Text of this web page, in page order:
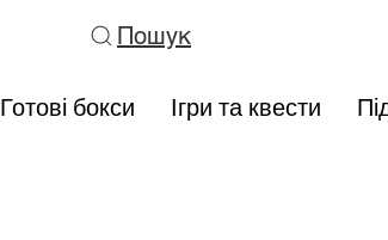
Пошук
Готові бокси Ігри та квести